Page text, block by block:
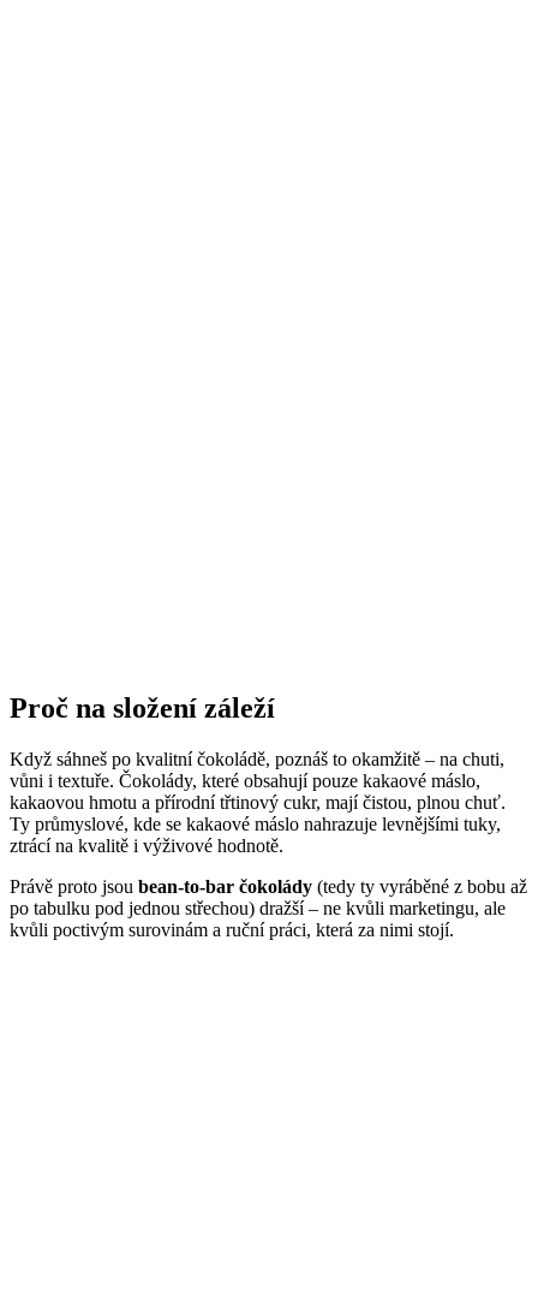
Proč na složení záleží
Když sáhneš po kvalitní čokoládě, poznáš to okamžitě – na chuti,
vůni i textuře. Čokolády, které obsahují pouze kakaové máslo,
kakaovou hmotu a přírodní třtinový cukr, mají čistou, plnou chuť.
Ty průmyslové, kde se kakaové máslo nahrazuje levnějšími tuky,
ztrácí na kvalitě i výživové hodnotě.
Právě proto jsou bean-to-bar čokolády (tedy ty vyráběné z bobu až
po tabulku pod jednou střechou) dražší – ne kvůli marketingu, ale
kvůli poctivým surovinám a ruční práci, která za nimi stojí.